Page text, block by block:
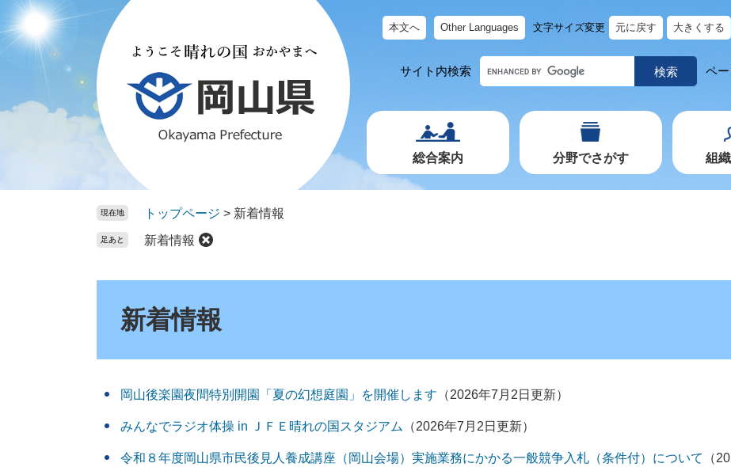
ー
ジ
ニ
ュ
本文へ Other Languages 文字サイズ変更 元に戻す 大きくする
サイト内検索
キ
ー
ワ
ド
ペ
総合案内 分野でさがす 組
現在地 トップページ > 新着情報
足あと 新着情報
新着情報
岡山後楽園夜間特別開園「夏の幻想庭園」を開催します （2026年7月2日更新）
みんなでラジオ体操 in ＪＦＥ晴れの国スタジアム （2026年7月2日更新）
令和８年度岡山県市民後見人養成講座（岡山会場）実施業務にかかる一般競争入札（条件付）について （